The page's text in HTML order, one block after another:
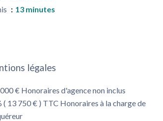
13 minutes
légales
€ Honoraires d'agence non inclus
( 13 750 € ) TTC Honoraires à la charge de